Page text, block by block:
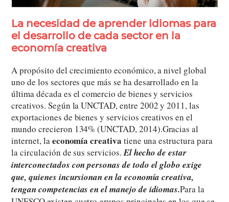
La necesidad de aprender idiomas para
el desarrollo de cada sector en la
economía creativa
A propósito del crecimiento económico, a nivel global
uno de los sectores que más se ha desarrollado en la
última década es el comercio de bienes y servicios
creativos. Según la UNCTAD, entre 2002 y 2011, las
exportaciones de bienes y servicios creativos en el
mundo crecieron 134% (UNCTAD, 2014).Gracias al
internet, laeconomía creativa tiene una estructura para
la circulación de sus servicios.El hecho de estar
interconectados con personas de todo el globo exige
que, quienes incursionan en la economía creativa,
tengan competencias en el manejo de idiomas.Para la